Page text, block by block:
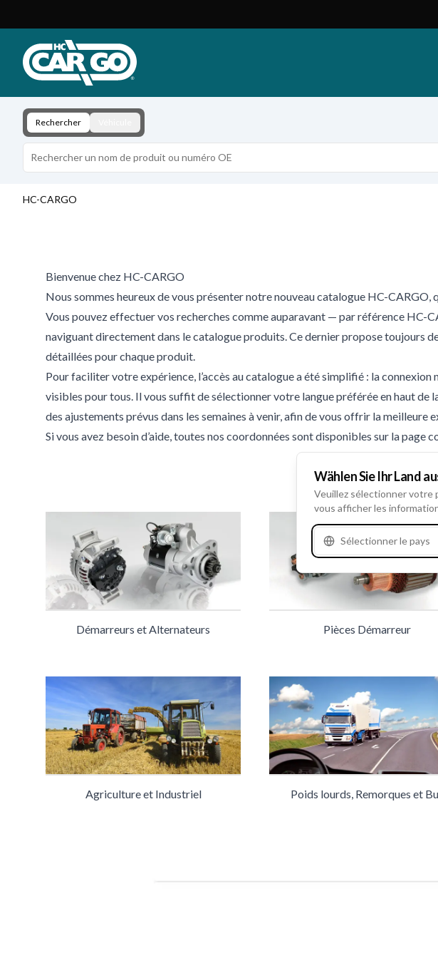
Télécharger
Contact
Rechercher
HC-CARGO
Bienvenue chez HC-CARGO
Nous sommes heureux de vous présenter notre nouveau catalogue HC-
Vous pouvez effectuer vos recherches comme auparavant — par référence HC-
naviguant directement dans le catalogue produits. Ce dernier propose toujours
détaillées pour chaque produit.
Pour faciliter votre expérience, l’accès au catalogue a été simplifié : la
visibles pour tous. Il vous suffit de sélectionner votre langue préférée en haut de
des ajustements prévus dans les semaines à venir, afin de vous offrir la meilleure
Si vous avez besoin d’aide, toutes nos coordonnées sont disponibles sur la page
Démarreurs et Alternateurs Pièces Démarreur
Agriculture et Industriel Poids lourds, Remorques et
Wählen Sie Ihr Land
Veuillez sélectionner votre
vous afficher les
Sélectionner le pays